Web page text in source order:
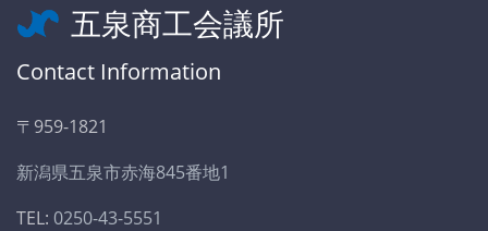
五泉商工会議所
Contact Information
〒959-1821
新潟県五泉市赤海845番地1
TEL: 0250-43-5551